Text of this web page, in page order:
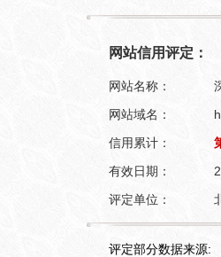
网站信用评定：
网站名称：
网站域名：
信用累计：
有效日期：
评定单位：
评定部分数据来源: